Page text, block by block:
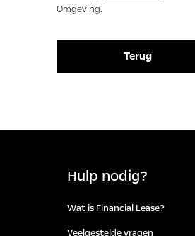
Omgeving.
Terug
Hulp nodig?
Wat is Financial Lease?
Veelgestelde vragen